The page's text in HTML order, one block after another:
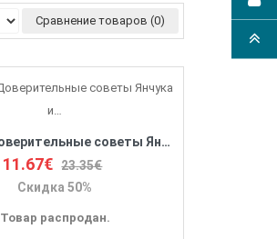
Сравнение товаров (0)
Теннис. Доверительные советы Янчука и…
11.67€ 23.35€
Скидка 50%
Товар распродан.